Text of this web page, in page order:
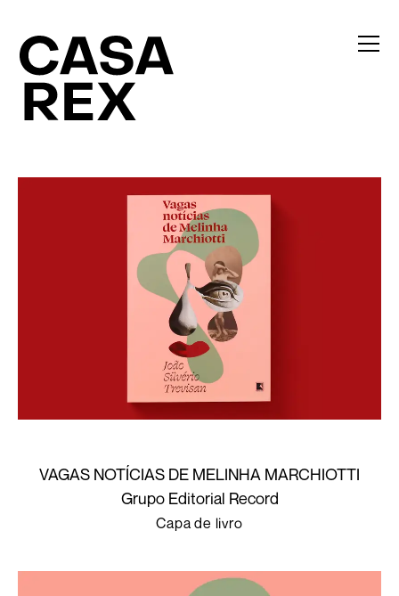
VAGAS NOTÍCIAS DE MELINHA MARCHIOTTI
Grupo Editorial Record
Capa de livro